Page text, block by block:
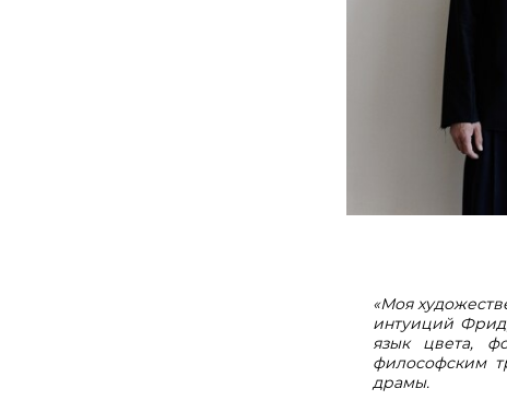
«Моя
интуиций
язык цвета,
философским
драмы.